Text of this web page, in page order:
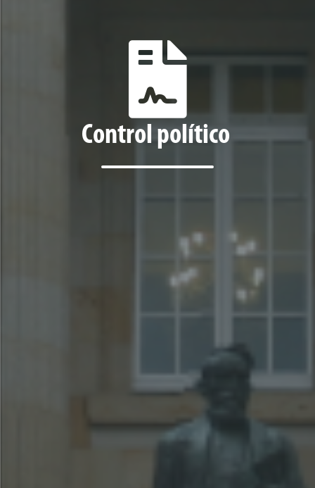
Control político